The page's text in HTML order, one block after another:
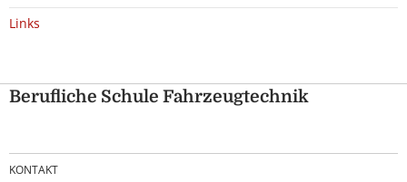
Links
Berufliche Schule Fahrzeugtechnik
KONTAKT